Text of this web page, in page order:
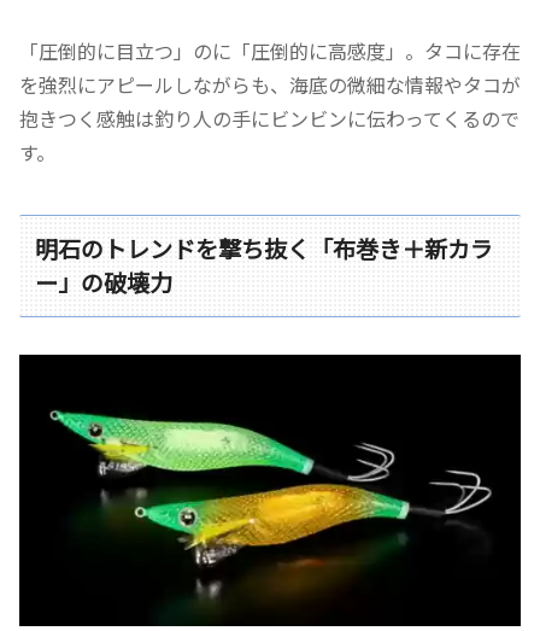
「圧倒的に目立つ」のに「圧倒的に高感度」。タコに存在
を強烈にアピールしながらも、海底の微細な情報やタコが
抱きつく感触は釣り人の手にビンビンに伝わってくるので
す。
明石のトレンドを撃ち抜く「布巻き＋新カラ
ー」の破壊力